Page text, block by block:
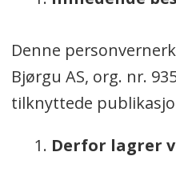
Denne
Bjørgu AS, org. nr.
tilknyttede
Derfor lagrer